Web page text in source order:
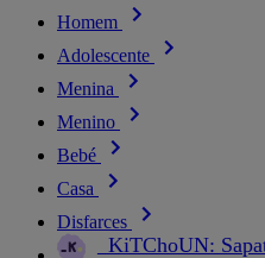
Homem
Adolescente
Menina
Menino
Bebé
Casa
Disfarces
_KiTChoUN: